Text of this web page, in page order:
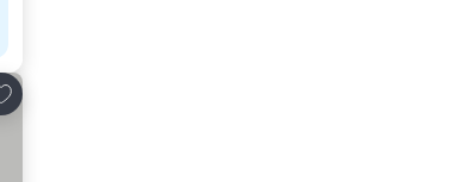
aos favoritos